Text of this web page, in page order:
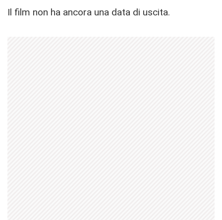
Il film non ha ancora una data di uscita.